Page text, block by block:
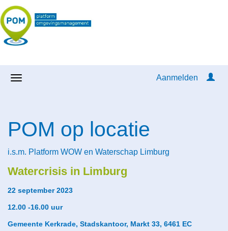
Aanmelden
POM op locatie
i.s.m. Platform WOW en Waterschap Limburg
Watercrisis in Limburg
22 september 2023
12.00 -16.00 uur
Gemeente Kerkrade, Stadskantoor, Markt 33, 6461 EC